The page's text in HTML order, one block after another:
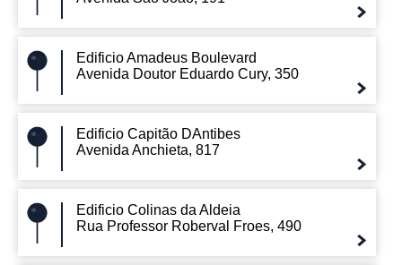
Edificio Amadeus Boulevard
Avenida Doutor Eduardo Cury, 350
Edificio Capitão DAntibes
Avenida Anchieta, 817
Edificio Colinas da Aldeia
Rua Professor Roberval Froes, 490